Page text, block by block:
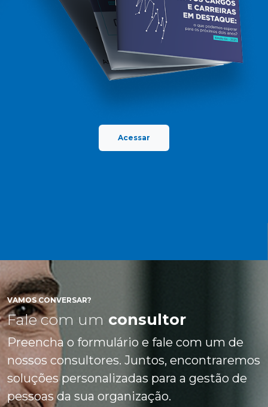
Acessar
VAMOS CONVERSAR?
Fale com um consultor
Preencha o formulário e fale com um de
nossos consultores. Juntos, encontraremos
soluções personalizadas para a gestão de
pessoas da sua organização.